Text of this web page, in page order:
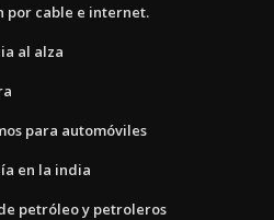
por cable e internet.
al alza
para automóviles
en la india
petróleo y petroleros